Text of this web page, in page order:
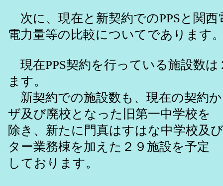
次に、現在と新契約でのPPSと関西
電力量等の比較についてであります
現在PPS契約を行っている施設数は
ます。
新契約での施設数も、現在の契約
ザ及び廃校となった旧第一中学校を
除き、新たに門真はすはな中学校及
ター業務棟を加えた２９施設を予定
しております。